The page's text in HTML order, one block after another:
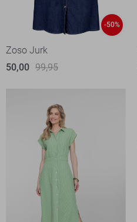
-50%
Zoso Jurk
50,00 99,95